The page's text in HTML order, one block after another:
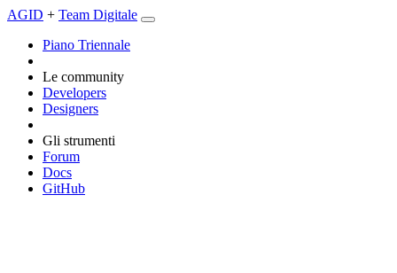
AGID + Team Digitale
Piano Triennale
Le community
Developers
Designers
Gli strumenti
Forum
Docs
GitHub